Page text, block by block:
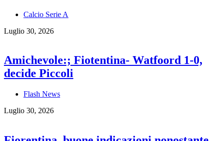
Calcio Serie A
Luglio 30, 2026
Amichevole:; Fiotentina- Watfoord 1-0,
decide Piccoli
Flash News
Luglio 30, 2026